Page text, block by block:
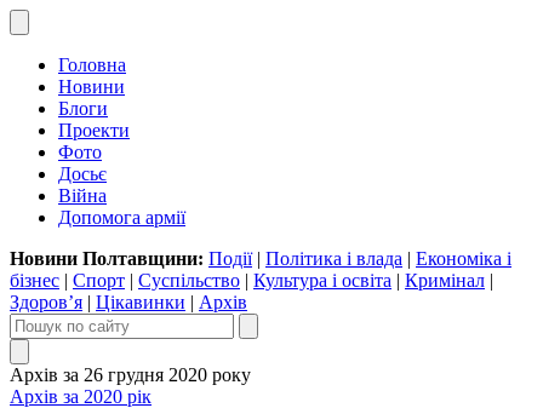
Головна
Новини
Блоги
Проекти
Фото
Досьє
Війна
Допомога армії
Новини Полтавщини: Події| Політика і влада | Економіка і
бізнес | Спорт | Суспільство | Культура і освіта | Кримінал |
Здоров’я | Цікавинки | Архів
Архів за 26 грудня 2020 року
Архів за 2020 рік